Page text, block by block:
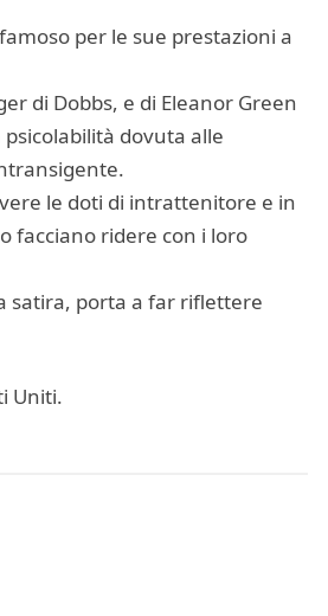
per le sue prestazioni a
di Dobbs, e di Eleanor Green
dovuta alle
le doti di intrattenitore e in
facciano ridere con i loro
satira, porta a far riflettere
Uniti.